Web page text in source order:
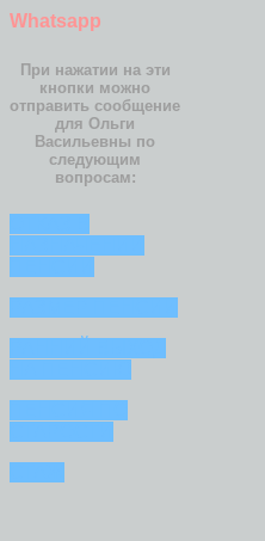
Whatsapp
При нажатии на эти
кнопки можно
отправить сообщение
для Ольги
Васильевны по
следующим
вопросам: